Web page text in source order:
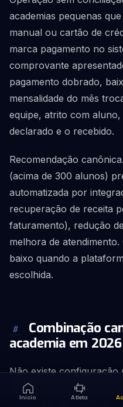
academias pequenas
manual ou cartão de
marca pagamento no
comprovante
pagamento dobrado,
mensalidade do mês
equipe, atrito com
declarado e o recebido.
Recomendação
(acima de 300 alunos)
automatizada por
recuperação de receita
faturamento), redução
melhora de
baixo quando a
escolhida.
#
Combinação
academia em 2026
Não existe configuração
de meios de pagamento
Início Atleta